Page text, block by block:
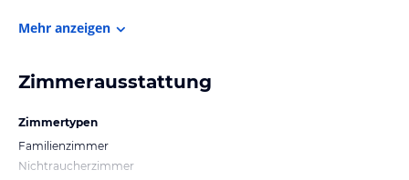
Mehr anzeigen
Zimmerausstattung
Zimmertypen
Familienzimmer
Nichtraucherzimmer